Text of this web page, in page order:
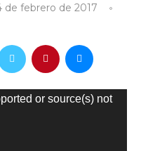
de febrero de 2017
or source(s) not